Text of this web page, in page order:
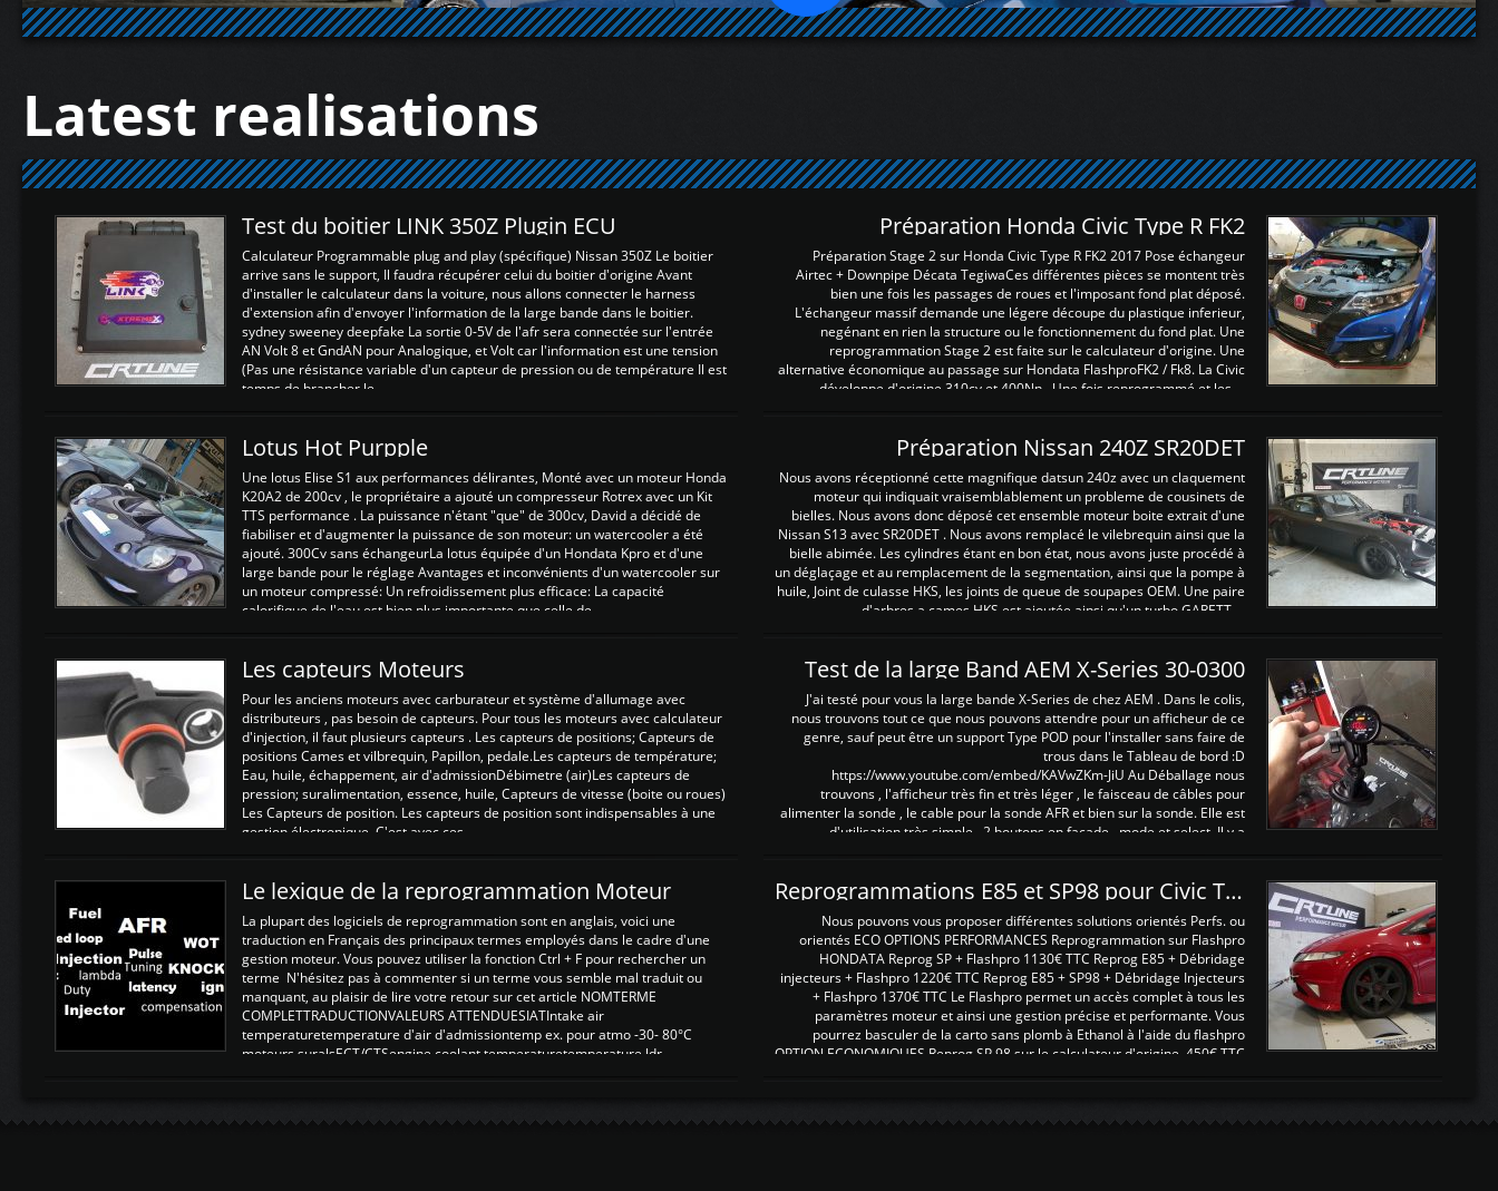
Latest realisations
Test du boitier LINK 350Z Plugin ECU
Calculateur Programmable plug and play (spécifique) Nissan 350Z Le boitier
arrive sans le support, Il faudra récupérer celui du boitier d'origine Avant
d'installer le calculateur dans la voiture, nous allons connecter le harness
d'extension afin d'envoyer l'information de la large bande dans le boitier.
sydney sweeney deepfake La sortie 0-5V de l'afr sera connectée sur l'entrée
AN Volt 8 et GndAN pour Analogique, et Volt car l'information est une tension
(Pas une résistance variable d'un capteur de pression ou de température Il est
temps de brancher le ...
Préparation Honda Civic Type R FK2
Préparation Stage 2 sur Honda Civic Type R FK2 2017 Pose échangeur
Airtec + Downpipe Décata TegiwaCes différentes pièces se montent très
bien une fois les passages de roues et l'imposant fond plat déposé.
L'échangeur massif demande une légere découpe du plastique inferieur,
negénant en rien la structure ou le fonctionnement du fond plat. Une
reprogrammation Stage 2 est faite sur le calculateur d'origine. Une
alternative économique au passage sur Hondata FlashproFK2 / Fk8. La Civic
développe d'origine 310cv et 400Nn , Une fois reprogrammé et les ...
Lotus Hot Purpple
Une lotus Elise S1 aux performances délirantes, Monté avec un moteur Honda
K20A2 de 200cv , le propriétaire a ajouté un compresseur Rotrex avec un Kit
TTS performance . La puissance n'étant "que" de 300cv, David a décidé de
fiabiliser et d'augmenter la puissance de son moteur: un watercooler a été
ajouté. 300Cv sans échangeurLa lotus équipée d'un Hondata Kpro et d'une
large bande pour le réglage Avantages et inconvénients d'un watercooler sur
un moteur compressé: Un refroidissement plus efficace: La capacité
calorifique de l'eau est bien plus importante que celle de ...
Préparation Nissan 240Z SR20DET
Nous avons réceptionné cette magnifique datsun 240z avec un claquement
moteur qui indiquait vraisemblablement un probleme de cousinets de
bielles. Nous avons donc déposé cet ensemble moteur boite extrait d'une
Nissan S13 avec SR20DET . Nous avons remplacé le vilebrequin ainsi que la
bielle abimée. Les cylindres étant en bon état, nous avons juste procédé à
un déglaçage et au remplacement de la segmentation, ainsi que la pompe à
huile, Joint de culasse HKS, les joints de queue de soupapes OEM. Une paire
d'arbres a cames HKS est ajoutée ainsi qu'un turbo GARETT ...
Les capteurs Moteurs
Pour les anciens moteurs avec carburateur et système d'allumage avec
distributeurs , pas besoin de capteurs. Pour tous les moteurs avec calculateur
d'injection, il faut plusieurs capteurs . Les capteurs de positions; Capteurs de
positions Cames et vilbrequin, Papillon, pedale.Les capteurs de température;
Eau, huile, échappement, air d'admissionDébimetre (air)Les capteurs de
pression; suralimentation, essence, huile, Capteurs de vitesse (boite ou roues)
Les Capteurs de position. Les capteurs de position sont indispensables à une
gestion électronique. C'est avec ces ...
Test de la large Band AEM X-Series 30-0300
J'ai testé pour vous la large bande X-Series de chez AEM . Dans le colis,
nous trouvons tout ce que nous pouvons attendre pour un afficheur de ce
genre, sauf peut être un support Type POD pour l'installer sans faire de
trous dans le Tableau de bord :D
https://www.youtube.com/embed/KAVwZKm-JiU Au Déballage nous
trouvons , l'afficheur très fin et très léger , le faisceau de câbles pour
alimenter la sonde , le cable pour la sonde AFR et bien sur la sonde. Elle est
d'utilisation très simple , 2 boutons en façade , mode et select. Il y a
Le lexique de la reprogrammation Moteur
La plupart des logiciels de reprogrammation sont en anglais, voici une
traduction en Français des principaux termes employés dans le cadre d'une
gestion moteur. Vous pouvez utiliser la fonction Ctrl + F pour rechercher un
terme N'hésitez pas à commenter si un terme vous semble mal traduit ou
manquant, au plaisir de lire votre retour sur cet article NOMTERME
COMPLETTRADUCTIONVALEURS ATTENDUESIATIntake air
temperaturetemperature d'air d'admissiontemp ex. pour atmo -30- 80°C
moteurs suralsECT/CTSengine coolant temperaturetemperature ldr
Reprogrammations E85 et SP98 pour Civic Type R FN2
Nous pouvons vous proposer différentes solutions orientés Perfs. ou
orientés ECO OPTIONS PERFORMANCES Reprogrammation sur Flashpro
HONDATA Reprog SP + Flashpro 1130€ TTC Reprog E85 + Débridage
injecteurs + Flashpro 1220€ TTC Reprog E85 + SP98 + Débridage Injecteurs
+ Flashpro 1370€ TTC Le Flashpro permet un accès complet à tous les
paramètres moteur et ainsi une gestion précise et performante. Vous
pourrez basculer de la carto sans plomb à Ethanol à l'aide du flashpro
OPTION ECONOMIQUES Reprog SP 98 sur le calculateur d'origine 450€ TTC